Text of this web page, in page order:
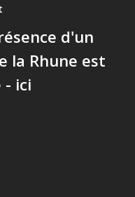
d'un
la Rhune est
- ici